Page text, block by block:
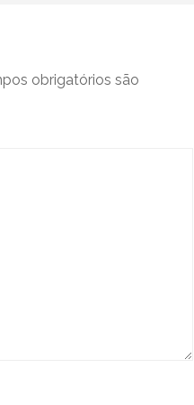
obrigatórios são